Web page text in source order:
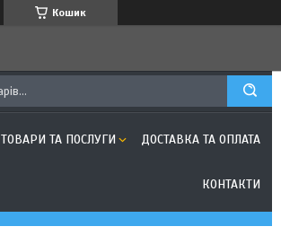
Кошик
ТОВАРИ ТА ПОСЛУГИ ДОСТАВКА ТА ОПЛАТА
КОНТАКТИ